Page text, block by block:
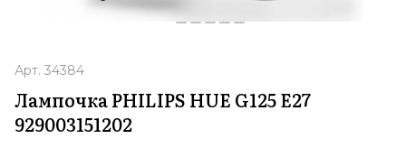
Арт. 34384
Лампочка PHILIPS HUE G125 E27
929003151202